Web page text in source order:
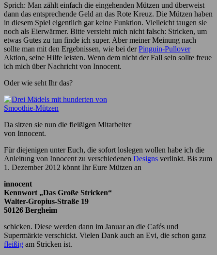
Sprich: Man zählt einfach die eingehenden Mützen und überweist
dann das entsprechende Geld an das Rote Kreuz. Die Mützen haben
in diesem Spiel eigentlich gar keine Funktion. Vielleicht taugen sie
noch als Eierwärmer. Bitte versteht mich nicht falsch: Stricken, um
etwas Gutes zu tun finde ich super. Aber meiner Meinung nach
sollte man mit den Ergebnissen, wie bei derPinguin-Pullover
Aktion, seine Hilfe leisten. Wenn dem nicht der Fall sein sollte freue
ich mich über Nachricht von Innocent.
Oder wie seht Ihr das?
Da sitzen sie nun die fleißigen Mitarbeiter
von Innocent.
Für diejenigen unter Euch, die sofort loslegen wollen habe ich die
Anleitung von Innocent zu verschiedenen Designs verlinkt. Bis zum
1. Dezember 2012 könnt Ihr Eure Mützen an
innocent
Kennwort „Das Große Stricken“
Walter-Gropius-Straße 19
50126 Bergheim
schicken. Diese werden dann im Januar an die Cafés und
Supermärkte verschickt. Vielen Dank auch an Evi, die schon ganz
fleißig am Stricken ist.